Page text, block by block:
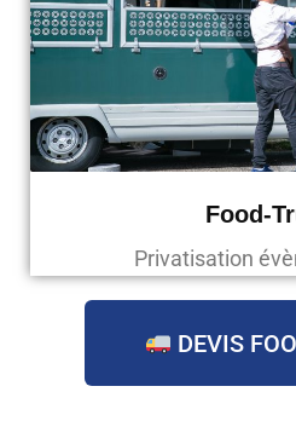
Food-
Privatisation
DEVIS